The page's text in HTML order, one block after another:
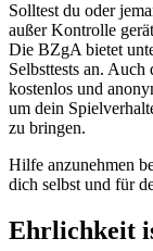
Solltest du oder
außer Kontrolle
Die BZgA bietet
Selbsttests an.
kostenlos und
um dein
zu bringen.
Hilfe anzunehmen
dich selbst und für
Ehrlichkeit